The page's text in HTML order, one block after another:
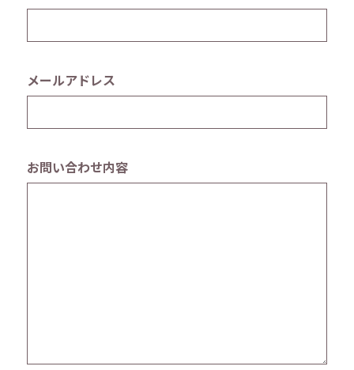
メールアドレス
お問い合わせ内容